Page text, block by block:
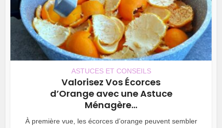
ASTUCES ET CONSEILS
Valorisez Vos Écorces
d’Orange avec une Astuce
Ménagère...
À première vue, les écorces d’orange peuvent sembler